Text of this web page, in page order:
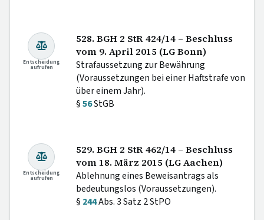
Entscheidung
aufrufen
528. BGH 2 StR 424/14 – Beschluss
vom 9. April 2015 (LG Bonn)
Strafaussetzung zur Bewährung
(Voraussetzungen bei einer Haftstrafe von
über einem Jahr).
§56StGB
Entscheidung
aufrufen
529. BGH 2 StR 462/14 – Beschluss
vom 18. März 2015 (LG Aachen)
Ablehnung eines Beweisantrags als
bedeutungslos (Voraussetzungen).
§ 244Abs. 3 Satz 2 StPO